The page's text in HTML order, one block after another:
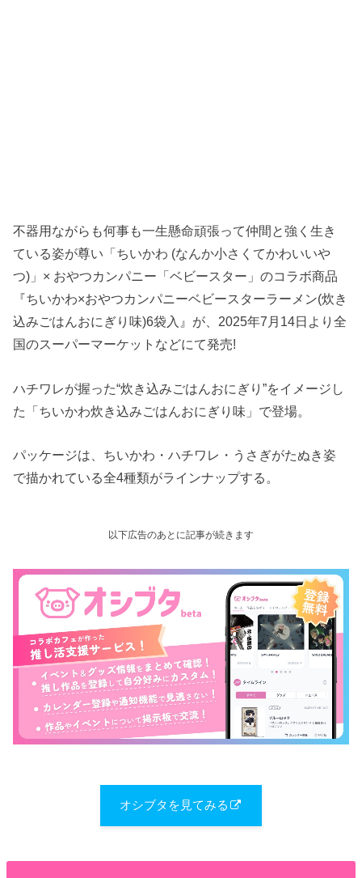
不器用ながらも何事も一生懸命頑張って仲間と強く生き
ている姿が尊い「ちいかわ (なんか小さくてかわいいや
つ)」× おやつカンパニー「ベビースター」のコラボ商品
『ちいかわ×おやつカンパニーベビースターラーメン(炊き
込みごはんおにぎり味)6袋入』が、2025年7月14日より全
国のスーパーマーケットなどにて発売!
ハチワレが握った“炊き込みごはんおにぎり”をイメージし
た「ちいかわ炊き込みごはんおにぎり味」で登場。
パッケージは、ちいかわ・ハチワレ・うさぎがたぬき姿
で描かれている全4種類がラインナップする。
以下広告のあとに記事が続きます
オシブタを見てみる